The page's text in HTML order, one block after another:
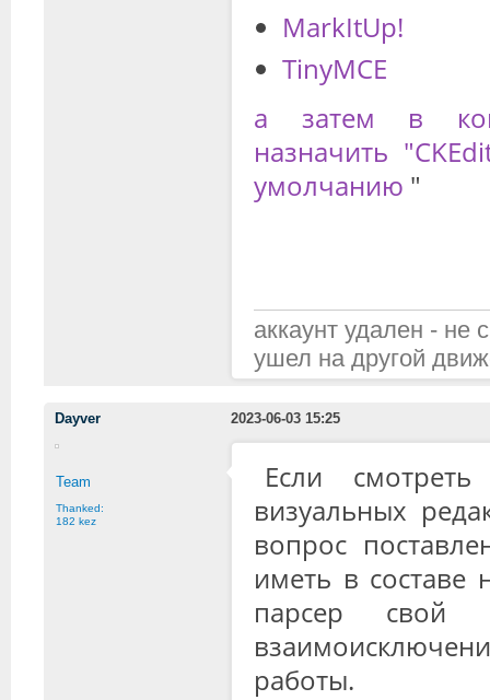
MarkItUp!
TinyMCE
а затем в
назначить
умолчанию "
аккаунт удален - не
ушел на другой
Dayver 2023-06-03 15:25
Team
Thanked:
182 kez
Если
визуальных
вопрос
иметь в составе
парсер свой
работы.